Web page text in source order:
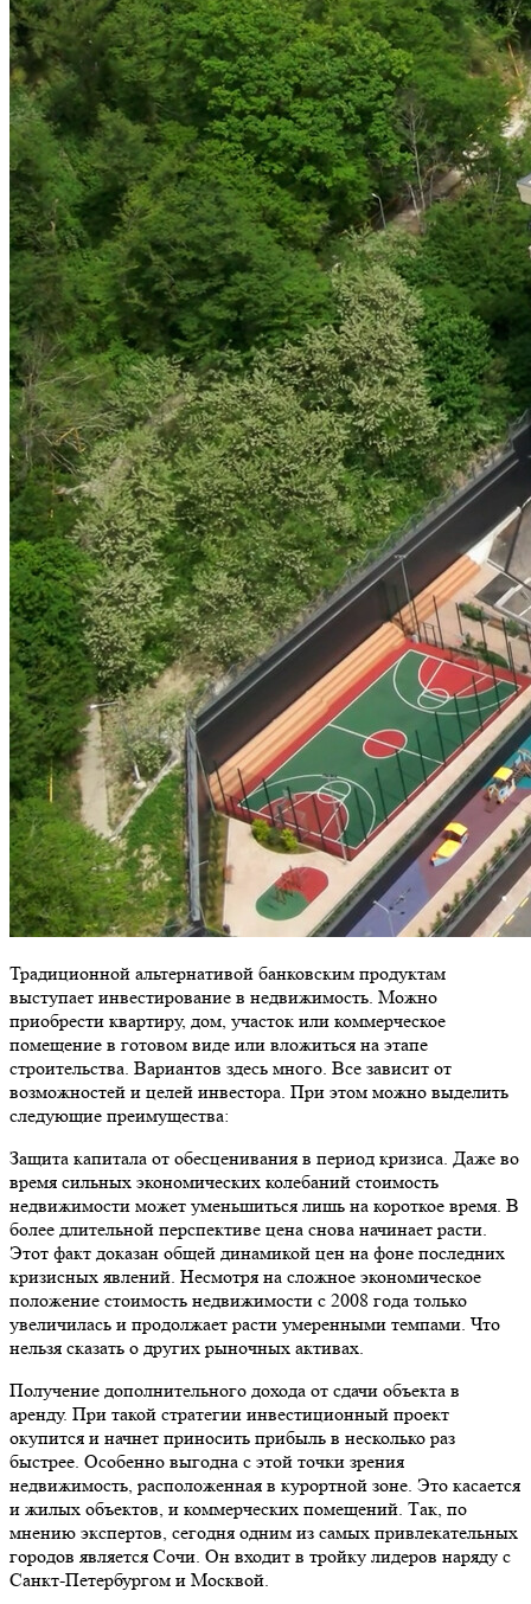
Традиционной альтернативой банковским продуктам
выступает инвестирование в недвижимость. Можно
приобрести квартиру, дом, участок или коммерческое
помещение в готовом виде или вложиться на этапе
строительства. Вариантов здесь много. Все зависит от
возможностей и целей инвестора. При этом можно выделить
следующие преимущества:
Защита капитала от обесценивания в период кризиса. Даже во
время сильных экономических колебаний стоимость
недвижимости может уменьшиться лишь на короткое время. В
более длительной перспективе цена снова начинает расти.
Этот факт доказан общей динамикой цен на фоне последних
кризисных явлений. Несмотря на сложное экономическое
положение стоимость недвижимости с 2008 года только
увеличилась и продолжает расти умеренными темпами. Что
нельзя сказать о других рыночных активах.
Получение дополнительного дохода от сдачи объекта в
аренду. При такой стратегии инвестиционный проект
окупится и начнет приносить прибыль в несколько раз
быстрее. Особенно выгодна с этой точки зрения
недвижимость, расположенная в курортной зоне. Это касается
и жилых объектов, и коммерческих помещений. Так, по
мнению экспертов, сегодня одним из самых привлекательных
городов является Сочи. Он входит в тройку лидеров наряду с
Санкт-Петербургом и Москвой.